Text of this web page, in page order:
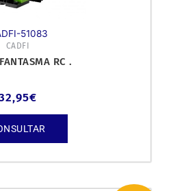
51083
CADFI
RC .
€